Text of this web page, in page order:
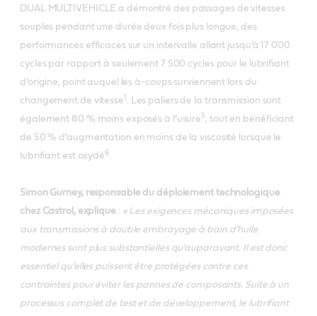
DUAL MULTIVEHICLE a démontré des passages de vitesses
souples pendant une durée deux fois plus longue, des
performances efficaces sur un intervalle allant jusqu’à 17 000
cycles par rapport à seulement 7 500 cycles pour le lubrifiant
d’origine, point auquel les à-coups surviennent lors du
changement de vitesse . Les paliers de la transmission sont
également 80 % moins exposés à l’usure 5 , tout en bénéficiant
de 50 % d’augmentation en moins de la viscosité lorsque le
lubrifiant est oxydé 6 .
Simon Gurney, responsable du déploiement technologique
chez Castrol, explique: « Les exigences mécaniques imposées
aux transmissions à double embrayage à bain d’huile
modernes sont plus substantielles qu’auparavant. Il est donc
essentiel qu’elles puissent être protégées contre ces
contraintes pour éviter les pannes de composants. Suite à un
processus complet de test et de développement, le lubrifiant